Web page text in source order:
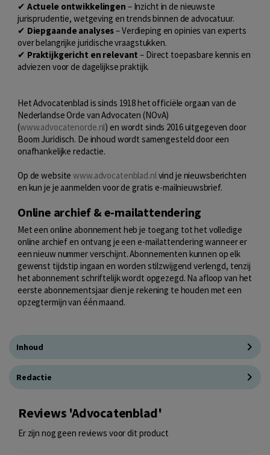
✔ Actuele ontwikkelingen – Inzicht in de nieuwste
jurisprudentie, wetgeving en trends binnen de advocatuur.
✔ Diepgaande analyses– Verdieping en opinies van experts
over belangrijke juridische vraagstukken.
✔ Praktijkgericht en relevant – Direct toepasbare kennis en
adviezen voor de dagelijkse praktijk.
Het Advocatenblad is sinds 1918 het officiële orgaan van de
Nederlandse Orde van Advocaten (NOvA)
(www.advocatenorde.nl) en wordt sinds 2016 uitgegeven door
Boom Juridisch. De inhoud wordt samengesteld door een
onafhankelijke redactie.
Op de websitewww.advocatenblad.nlvind je nieuwsberichten
en kun je je aanmelden voor de gratis e-mailnieuwsbrief.
Online archief & e-mailattendering
Met een online abonnement heb je toegang tot het volledige
online archief en ontvang je een e-mailattendering wanneer er
een nieuw nummer verschijnt. Abonnementen kunnen op elk
gewenst tijdstip ingaan en worden stilzwijgend verlengd, tenzij
het abonnement schriftelijk wordt opgezegd. Na afloop van het
eerste abonnementsjaar dien je rekening te houden met een
opzegtermijn van één maand.
Inhoud
Redactie
Reviews 'Advocatenblad'
Er zijn nog geen reviews voor dit product